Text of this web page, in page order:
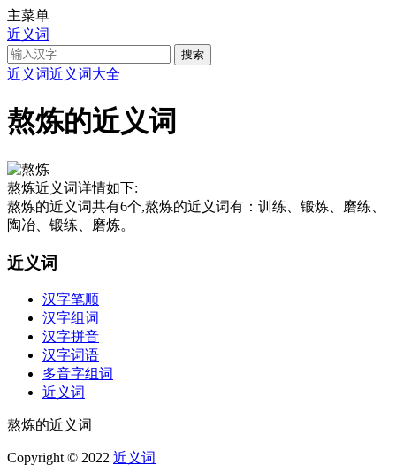
主菜单
近义词
近义词近义词大全
熬炼的近义词
熬炼近义词详情如下:
熬炼的近义词共有6个,熬炼的近义词有：训练、锻炼、磨练、
陶冶、锻练、磨炼。
近义词
汉字笔顺
汉字组词
汉字拼音
汉字词语
多音字组词
近义词
熬炼的近义词
Copyright © 2022 近义词